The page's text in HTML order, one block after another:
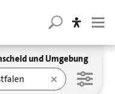
und Umgebung